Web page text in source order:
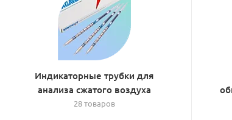
Индикаторные трубки для
анализа сжатого воздуха
28 товаров